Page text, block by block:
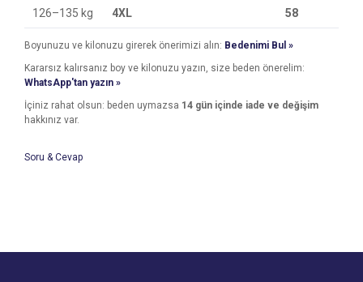
126–135 kg 4XL 58
Boyunuzu ve kilonuzu girerek önerimizi alın: Bedenimi Bul »
Kararsız kalırsanız boy ve kilonuzu yazın, size beden önerelim:
WhatsApp'tan yazın »
İçiniz rahat olsun: beden uymazsa 14 gün içinde iade ve değişim
hakkınız var.
Soru & Cevap